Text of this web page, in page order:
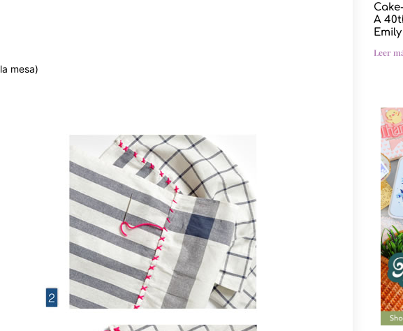
mesa)
A
Leer